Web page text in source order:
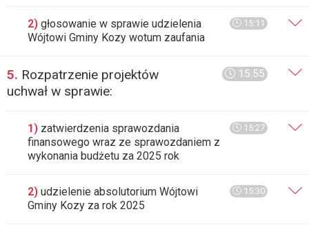
15:11
2) głosowanie w sprawie udzielenia
Wójtowi Gminy Kozy wotum zaufania
15:55
5. Rozpatrzenie projektów
uchwał w sprawie:
15:27
1) zatwierdzenia sprawozdania
finansowego wraz ze sprawozdaniem z
wykonania budżetu za 2025 rok
15:30
2) udzielenie absolutorium Wójtowi
Gminy Kozy za rok 2025